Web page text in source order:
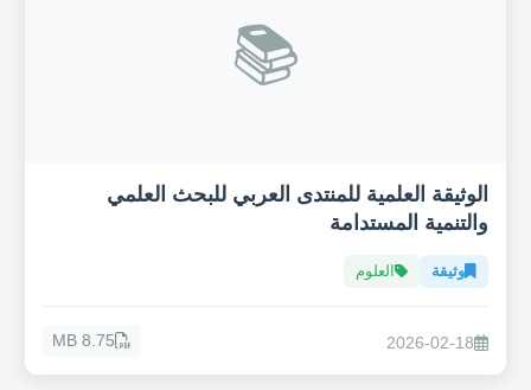
📚
الوثيقة العلمية للمنتدى العربي للبحث العلمي
والتنمية المستدامة
وثيقة العلوم
2026-02-18
8.75 MB